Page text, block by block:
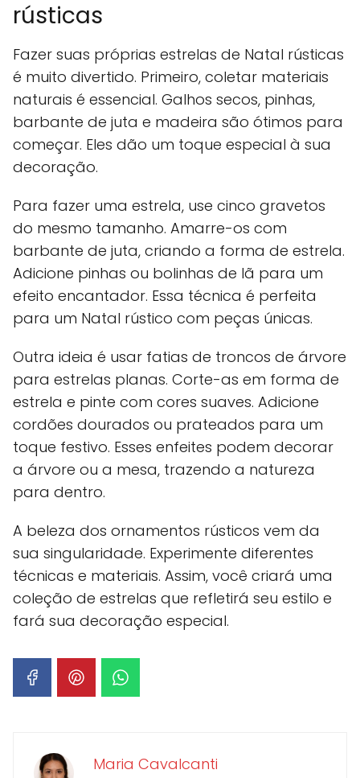
rústicas
Fazer suas próprias estrelas de Natal rústicas
é muito divertido. Primeiro, coletar materiais
naturais é essencial. Galhos secos, pinhas,
barbante de juta e madeira são ótimos para
começar. Eles dão um toque especial à sua
decoração.
Para fazer uma estrela, use cinco gravetos
do mesmo tamanho. Amarre-os com
barbante de juta, criando a forma de estrela.
Adicione pinhas ou bolinhas de lã para um
efeito encantador. Essa técnica é perfeita
para um Natal rústico com peças únicas.
Outra ideia é usar fatias de troncos de árvore
para estrelas planas. Corte-as em forma de
estrela e pinte com cores suaves. Adicione
cordões dourados ou prateados para um
toque festivo. Esses enfeites podem decorar
a árvore ou a mesa, trazendo a natureza
para dentro.
A beleza dos ornamentos rústicos vem da
sua singularidade. Experimente diferentes
técnicas e materiais. Assim, você criará uma
coleção de estrelas que refletirá seu estilo e
fará sua decoração especial.
Maria Cavalcanti